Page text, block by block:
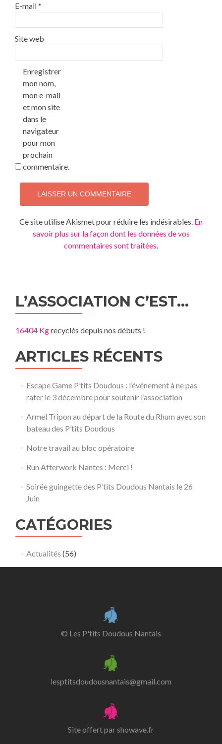
E-mail*
Site web
Enregistrer
mon nom,
mon e-mail
et mon site
dans le
navigateur
pour mon
prochain
commentaire.
Ce site utilise Akismet pour réduire les indésirables. En
savoir plus sur la façon dont les données de vos
commentaires sont traitées.
L’ASSOCIATION C’EST…
16404 Kgrecyclés depuis nos débuts !
ARTICLES RÉCENTS
Escape Game P’tits Doudous : l’événement à ne pas
rater le 3 décembre pour soutenir l’association
Armel Tripon au départ de la Route du Rhum avec son
bateau des P’tits Doudous
Notre travail au bloc opératoire
Run Afterwork Nantes : Merci !
Soirée guingette des P’tits Doudous Nantais le 26
Juin
CATÉGORIES
Actualités (56)
© Les P'tits Doudous Nantais
lesptitsdoudousnantais@gmail.com
Site offert parshowave.fr